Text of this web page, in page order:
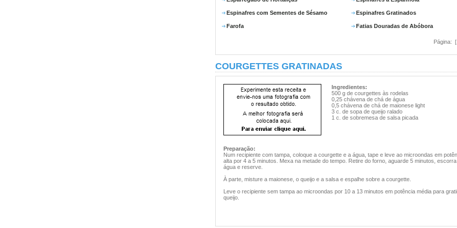
Espinafres com Sementes de Sésamo Espinafres Gratinados
Farofa Fatias Douradas de Abóbora
Página:
COURGETTES GRATINADAS
Ingredientes:
500 g de courgettes às rodelas
0,25 chávena de chá de água
0,5 chávena de chá de maionese light
3 c. de sopa de queijo ralado
1 c. de sobremesa de salsa picada
Preparação:
Num recipiente com tampa, coloque a courgette e a água, tape e leve ao microondas em
alta por 4 a 5 minutos. Mexa na metade do tempo. Retire do forno, aguarde 5 minutos,
água e reserve.
À parte, misture a maionese, o queijo e a salsa e espalhe sobre a courgette.
Leve o recipiente sem tampa ao microondas por 10 a 13 minutos em potência média para
queijo.